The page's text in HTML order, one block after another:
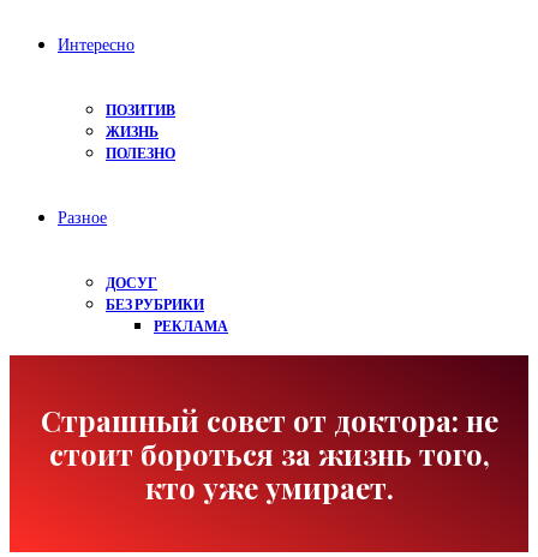
Интересно
ПОЗИТИВ
ЖИЗНЬ
ПОЛЕЗНО
Разное
ДОСУГ
БЕЗ РУБРИКИ
РЕКЛАМА
Страшный совет от доктора: не
стоит бороться за жизнь того,
кто уже умирает.